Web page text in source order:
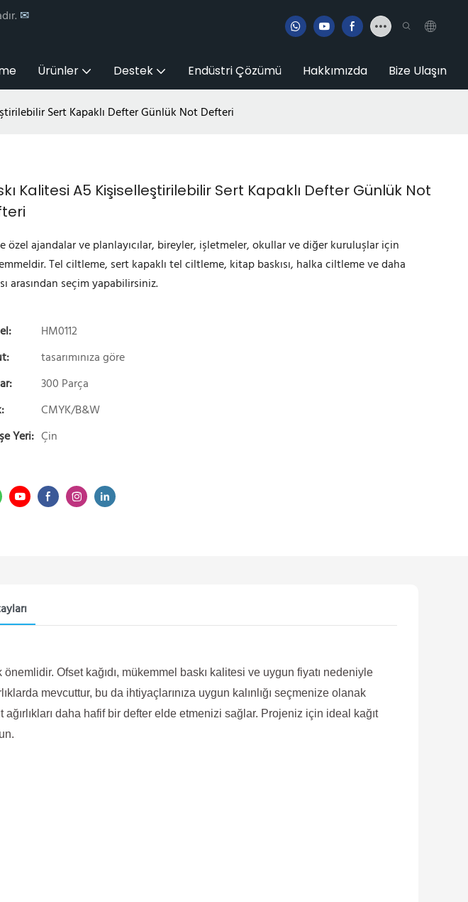
✉
Ürünler Destek Endüstri Çözümü Hakkımızda Bize Ulaşın
Sert Kapaklı Defter Günlük Not Defteri
Kalitesi A5 Kişiselleştirilebilir Sert Kapaklı Defter Günlük Not
özel ajandalar ve planlayıcılar, bireyler, işletmeler, okullar ve diğer kuruluşlar için
Tel ciltleme, sert kapaklı tel ciltleme, kitap baskısı, halka ciltleme ve daha
arasından seçim yapabilirsiniz.
HM0112
tasarımınıza göre
300 Parça
CMYK/B&W
Yeri: Çin
Ofset kağıdı, mükemmel baskı kalitesi ve uygun fiyatı nedeniyle
mevcuttur, bu da ihtiyaçlarınıza uygun kalınlığı seçmenize olanak
ağırlıkları daha hafif bir defter elde etmenizi sağlar. Projeniz için ideal kağıt